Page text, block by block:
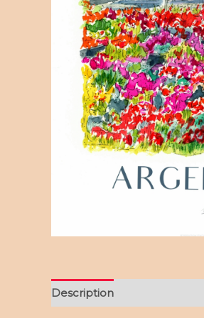
Description